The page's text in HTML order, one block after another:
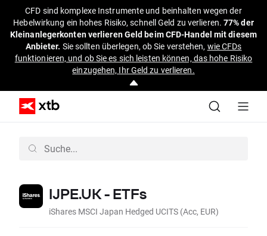
CFD sind komplexe Instrumente und beinhalten wegen der
Hebelwirkung ein hohes Risiko, schnell Geld zu verlieren.77% der
Kleinanlegerkonten verlieren Geld beim CFD-Handel mit diesem
Anbieter. Sie sollten überlegen, ob Sie verstehen, wie CFDs
funktionieren, und ob Sie es sich leisten können, das hohe Risiko
einzugehen, Ihr Geld zu verlieren.
IJPE.UK - ETFs
iShares MSCI Japan Hedged UCITS (Acc, EUR)